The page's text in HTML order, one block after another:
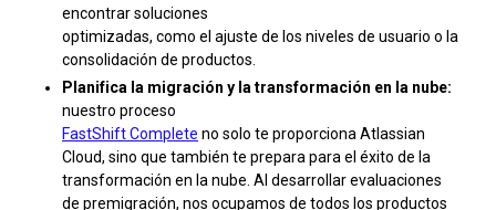
encontrar soluciones
optimizadas, como el ajuste de los niveles de usuario o la
consolidación de productos.
Planifica la migración y la transformación en la nube:
nuestro proceso
FastShift Complete no solo te proporciona Atlassian
Cloud, sino que también te prepara para el éxito de la
transformación en la nube. Al desarrollar evaluaciones
de premigración, nos ocupamos de todos los productos